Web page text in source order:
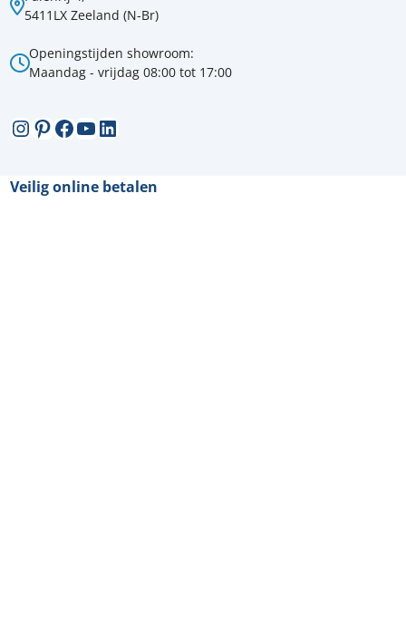
5411LX Zeeland (N-Br)
Openingstijden showroom:
Maandag - vrijdag 08:00 tot 17:00
Instagram
Pinterest
Facebook
YouTube
LinkedIn
Veilig online betalen